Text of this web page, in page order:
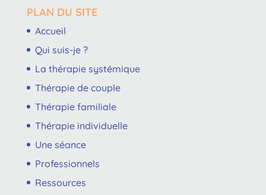
PLAN DU SITE
Accueil
Qui suis-je ?
La thérapie systémique
Thérapie de couple
Thérapie familiale
Thérapie individuelle
Une séance
Professionnels
Ressources